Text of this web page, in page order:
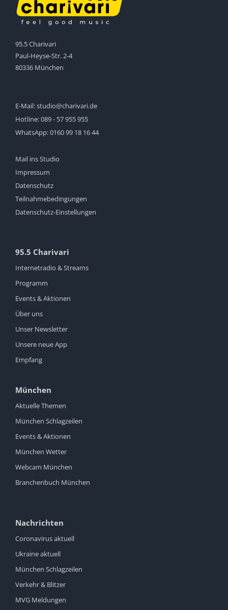
95.5 Charivari
Paul-Heyse-Str. 2-4
80336 München
E-Mail:studio@charivari.de
Hotline:089 - 57 955 955
WhatsApp:0160 99 18 16 44
Mail ins Studio
Impressum
Datenschutz
Teilnahmebedingungen
Datenschutz-Einstellungen
95.5 Charivari
Internetradio & Streams
Programm
Events & Aktionen
Über uns
Unser Newsletter
Unsere neue App
Empfang
München
Aktuelle Themen
München Schlagzeilen
Events & Aktionen
München Wetter
Webcam München
Branchenbuch München
Nachrichten
Coronavirus aktuell
Ukraine aktuell
München Schlagzeilen
Verkehr & Blitzer
MVG Meldungen